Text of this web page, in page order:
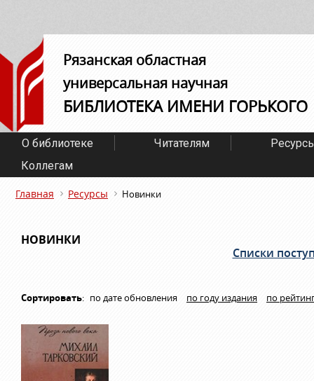
Рязанская областная
универсальная научная
БИБЛИОТЕКА ИМЕНИ ГОРЬКОГО
О библиотеке Читателям
Коллегам
Главная Ресурсы Новинки
НОВИНКИ
Списки
Сортировать: по дате обновления по году издания по